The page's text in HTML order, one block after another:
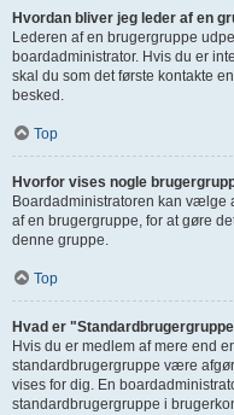
Hvordan bliver jeg leder af en
Lederen af en brugergruppe
boardadministrator. Hvis du er
skal du som det første kontakte
besked.
Top
Hvorfor vises nogle
Boardadministratoren kan vælge
af en brugergruppe, for at gøre
denne gruppe.
Top
Hvad er
Hvis du er medlem af mere end
standardbrugergruppe være
vises for dig. En
standardbrugergruppe i